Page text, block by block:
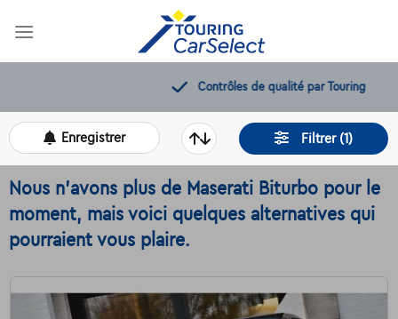
Contrôles de qualité par Touring
Filtrer (1)
Enregistrer
Nous n'avons plus de Maserati Biturbo pour le
moment, mais voici quelques alternatives qui
pourraient vous plaire.